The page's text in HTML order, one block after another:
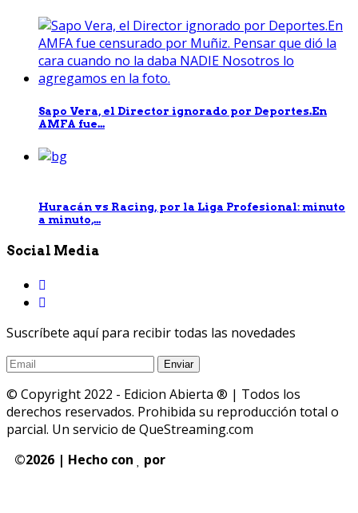
Sapo Vera, el Director ignorado por Deportes.En
AMFA fue...
Huracán vs Racing, por la Liga Profesional: minuto
a minuto,...
Social Media
Suscríbete aquí para recibir todas las novedades
© Copyright 2022 - Edicion Abierta ® | Todos los
derechos reservados. Prohibida su reproducción total o
parcial. Un servicio de QueStreaming.com
©2026 | Hecho con por